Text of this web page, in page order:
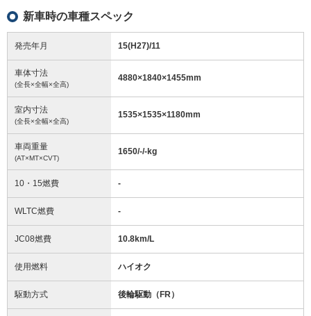
新車時の車種スペック
発売年月 15(H27)/11
車体寸法
(全長×全幅×全高)
4880×1840×1455mm
室内寸法
(全長×全幅×全高)
1535×1535×1180mm
車両重量
(AT×MT×CVT)
1650/-/-kg
10・15燃費 -
WLTC燃費 -
JC08燃費 10.8km/L
使用燃料 ハイオク
駆動方式 後輪駆動（FR）